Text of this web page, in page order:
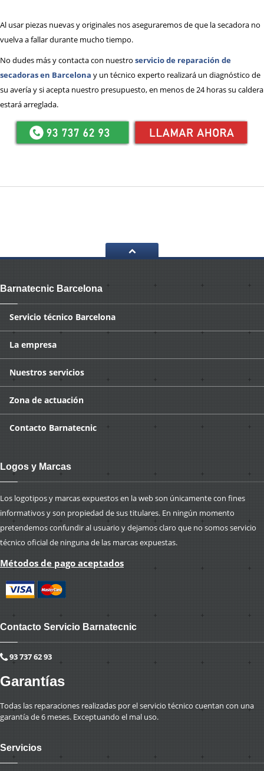
Al usar piezas nuevas y originales nos aseguraremos de que la secadora no
vuelva a fallar durante mucho tiempo.
No dudes más y contacta con nuestro servicio de reparación de
secadoras en Barcelona y un técnico experto realizará un diagnóstico de
su avería y si acepta nuestro presupuesto, en menos de 24 horas su caldera
estará arreglada.
Barnatecnic Barcelona
Servicio técnico Barcelona
La empresa
Nuestros servicios
Zona de actuación
Contacto Barnatecnic
Logos y Marcas
Los logotipos y marcas expuestos en la web son únicamente con fines
informativos y son propiedad de sus titulares. En ningún momento
pretendemos confundir al usuario y dejamos claro que no somos servicio
técnico oficial de ninguna de las marcas expuestas.
Métodos de pago aceptados
Contacto Servicio Barnatecnic
93 737 62 93
Garantías
Todas las reparaciones realizadas por el servicio técnico cuentan con una
garantía de 6 meses. Exceptuando el mal uso.
Servicios